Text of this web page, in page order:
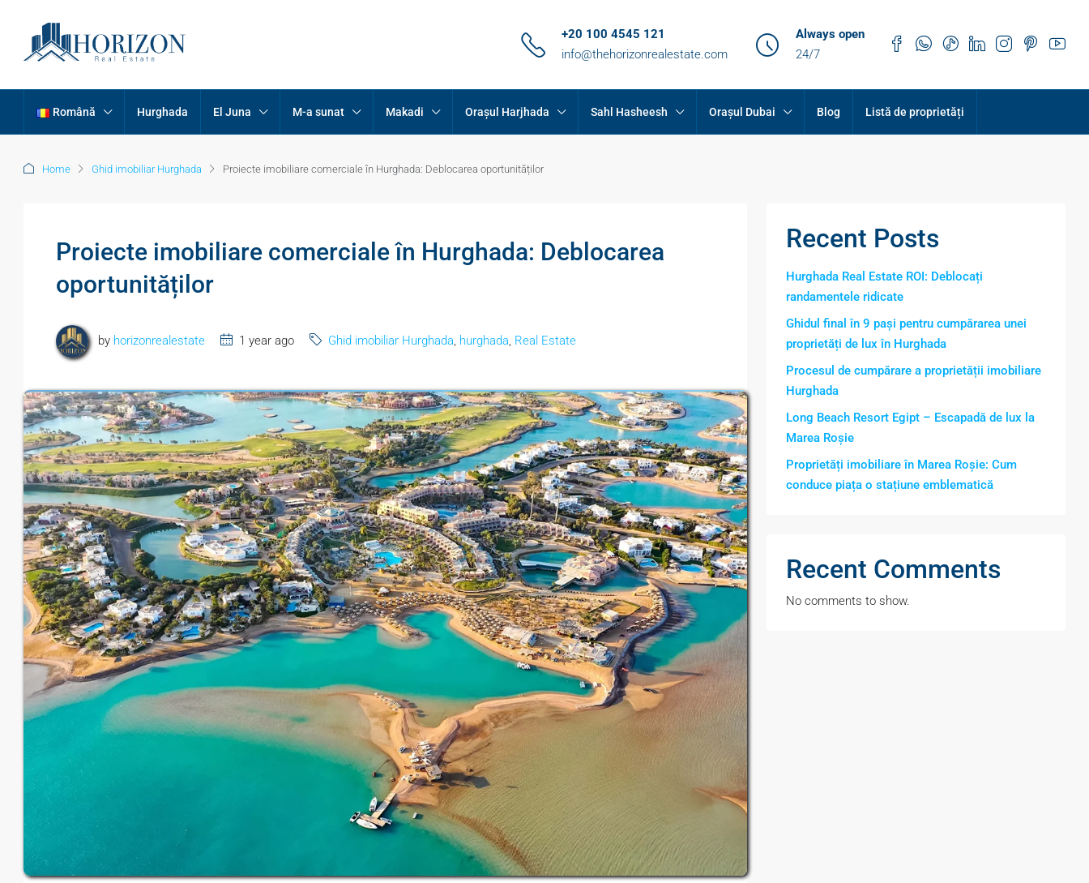
+20 100 4545 121
info@thehorizonrealestate.com
Always open
24/7
Română Hurghada El Juna M-a sunat Makadi Orașul Harjhada Sahl Hasheesh Orașul Dubai Blog Listă de proprietăți
Home Ghid imobiliar Hurghada Proiecte imobiliare comerciale în Hurghada: Deblocarea oportunităților
Proiecte imobiliare comerciale în Hurghada: Deblocarea
oportunităților
by horizonrealestate 1 year ago Ghid imobiliar Hurghada, hurghada, Real Estate
Recent Posts
Hurghada Real Estate ROI: Deblocați
randamentele ridicate
Ghidul final în 9 pași pentru cumpărarea unei
proprietăți de lux în Hurghada
Procesul de cumpărare a proprietății imobiliare
Hurghada
Long Beach Resort Egipt – Escapadă de lux la
Marea Roșie
Proprietăți imobiliare în Marea Roșie: Cum
conduce piața o stațiune emblematică
Recent Comments
No comments to show.